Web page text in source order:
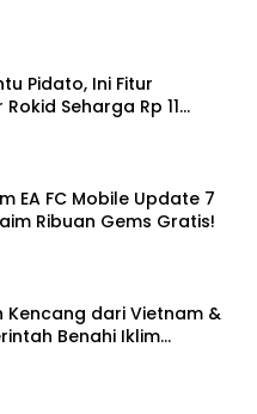
Pidato, Ini Fitur
Seharga Rp 11
EA FC Mobile Update 7
Ribuan Gems Gratis!
Kencang dari Vietnam &
Benahi Iklim